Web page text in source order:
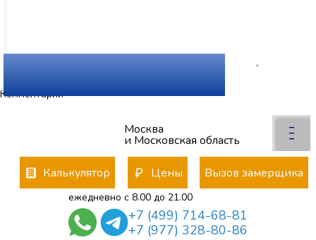
Комментарии
Москва
и Московская область
Калькулятор Цены Вызов замерщика
ежедневно с 8.00 до 21.00
+7 (499) 714-68-81
+7 (977) 328-80-86
–
–
–
×